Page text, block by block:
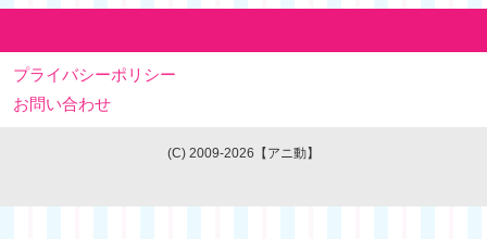
プライバシーポリシー
お問い合わせ
(C) 2009-2026【アニ動】